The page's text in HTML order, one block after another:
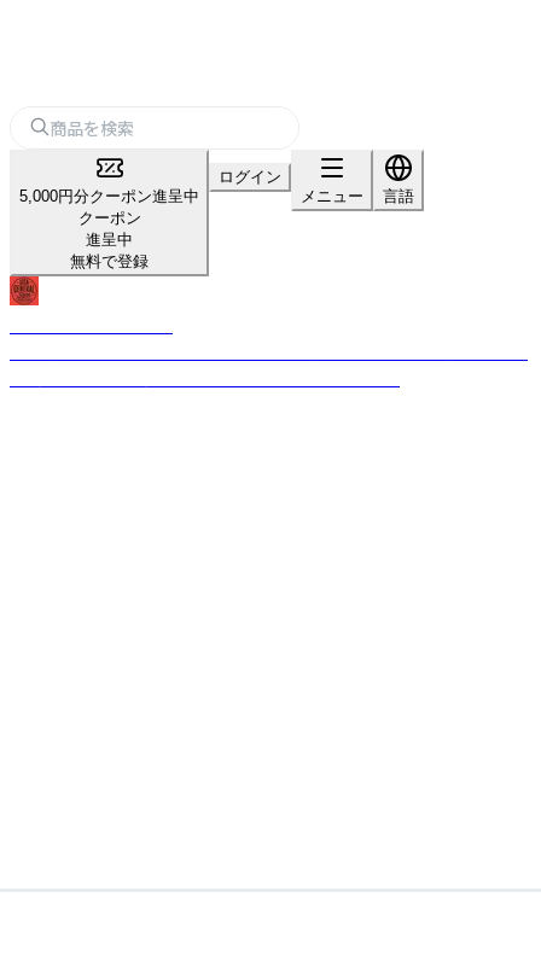
5,000円分クーポン進呈中
クーポン
進呈中
無料で登録
ログイン
メニュー
言語